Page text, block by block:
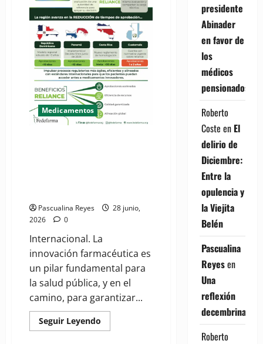
Medicamentos
Pascualina Reyes
28 junio,
2026
0
Internacional. La
innovación farmacéutica es
un pilar fundamental para
la salud pública, y en el
camino, para garantizar...
Seguir Leyendo
more
presidente
Abinader
en favor de
los
médicos
pensionados
Roberto
Coste en El
delirio de
Diciembre:
Entre la
opulencia y
la Viejita
Belén
Pascualina
Reyesen
Una
reflexión
decembrina
Roberto